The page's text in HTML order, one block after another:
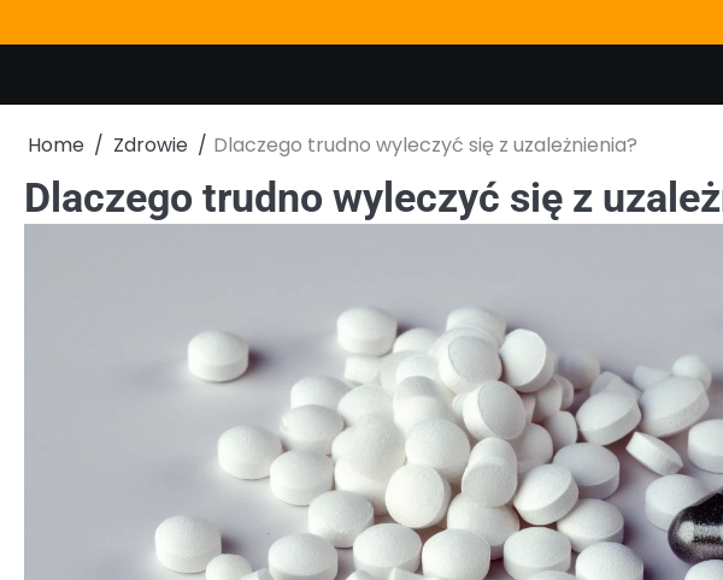
to
Home Zdrowie Dlaczego trudno wyleczyć się z uzależnienia?
Dlaczego trudno wyleczyć się z